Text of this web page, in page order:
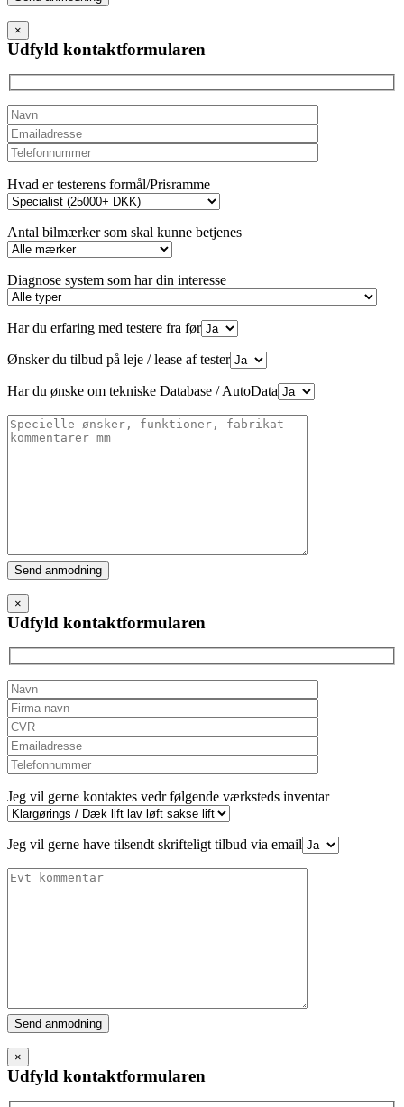
leave
this
field
empty.
×
Udfyld kontaktformularen
Hvad er testerens formål/Prisramme
Antal bilmærker som skal kunne betjenes
Diagnose system som har din interesse
Har du erfaring med testere fra før
Ønsker du tilbud på leje / lease af tester
Har du ønske om tekniske Database / AutoData
Please
leave
this
field
empty.
×
Udfyld kontaktformularen
Jeg vil gerne kontaktes vedr følgende værksteds inventar
Jeg vil gerne have tilsendt skrifteligt tilbud via email
Please
leave
this
field
empty.
×
Udfyld kontaktformularen